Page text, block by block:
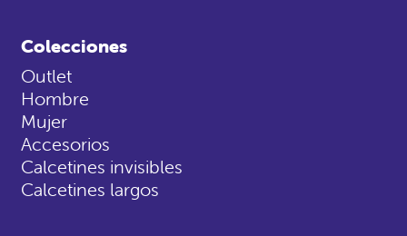
Colecciones
Outlet
Hombre
Mujer
Accesorios
Calcetines invisibles
Calcetines largos